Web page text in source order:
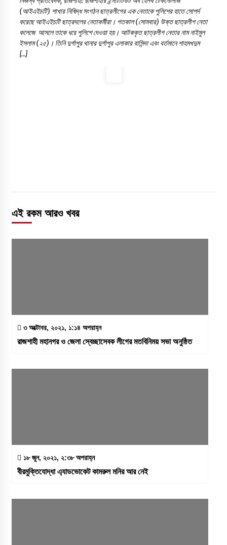
(আইএইচটি) শাখার নিষিদ্ধ সংগঠন ছাত্রলীগের এক নেতাকে পুলিশের হাতে সোপর্দ
করেছে আইএইচটি ছাত্রদলের নেতাকর্মীরা। গতকাল (সোমবার) উক্ত ছাত্রলীগ নেতা
কলেজে আসলে তাকে ধরে পুলিশে দেওয়া হয়। ​আটককৃত ছাত্রলীগ নেতার নাম নাইমুল
ইসলাম (২৫)। তিনি দুর্গাপুর থানার দুর্গাপুর এলাকার বাসিন্দা এবং বর্তমানে শাহমখদুম
[…]
এই রকম আরও খবর
৩ অক্টোবর, ২০২১, ১:১৪ অপরাহ্ন
রাজশাহী মহানগর ও জেলা স্বেচ্ছাসেবক লীগের মতবিনিময় সভা অনুষ্ঠিত
১৮ জুন, ২০২১, ২:৩৮ অপরাহ্ন
বীরমুক্তিযোদ্ধা এ্যাডভোকেট কামরুল মনির আর নেই